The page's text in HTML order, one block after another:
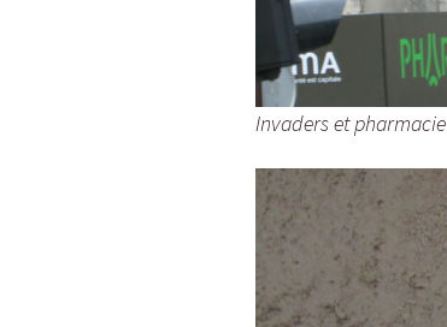
Invaders et pharmacie